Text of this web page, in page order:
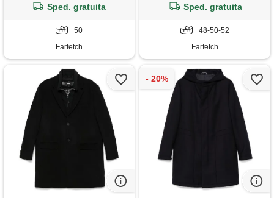
Sped. gratuita
50
Farfetch
Sped. gratuita
48-50-52
Farfetch